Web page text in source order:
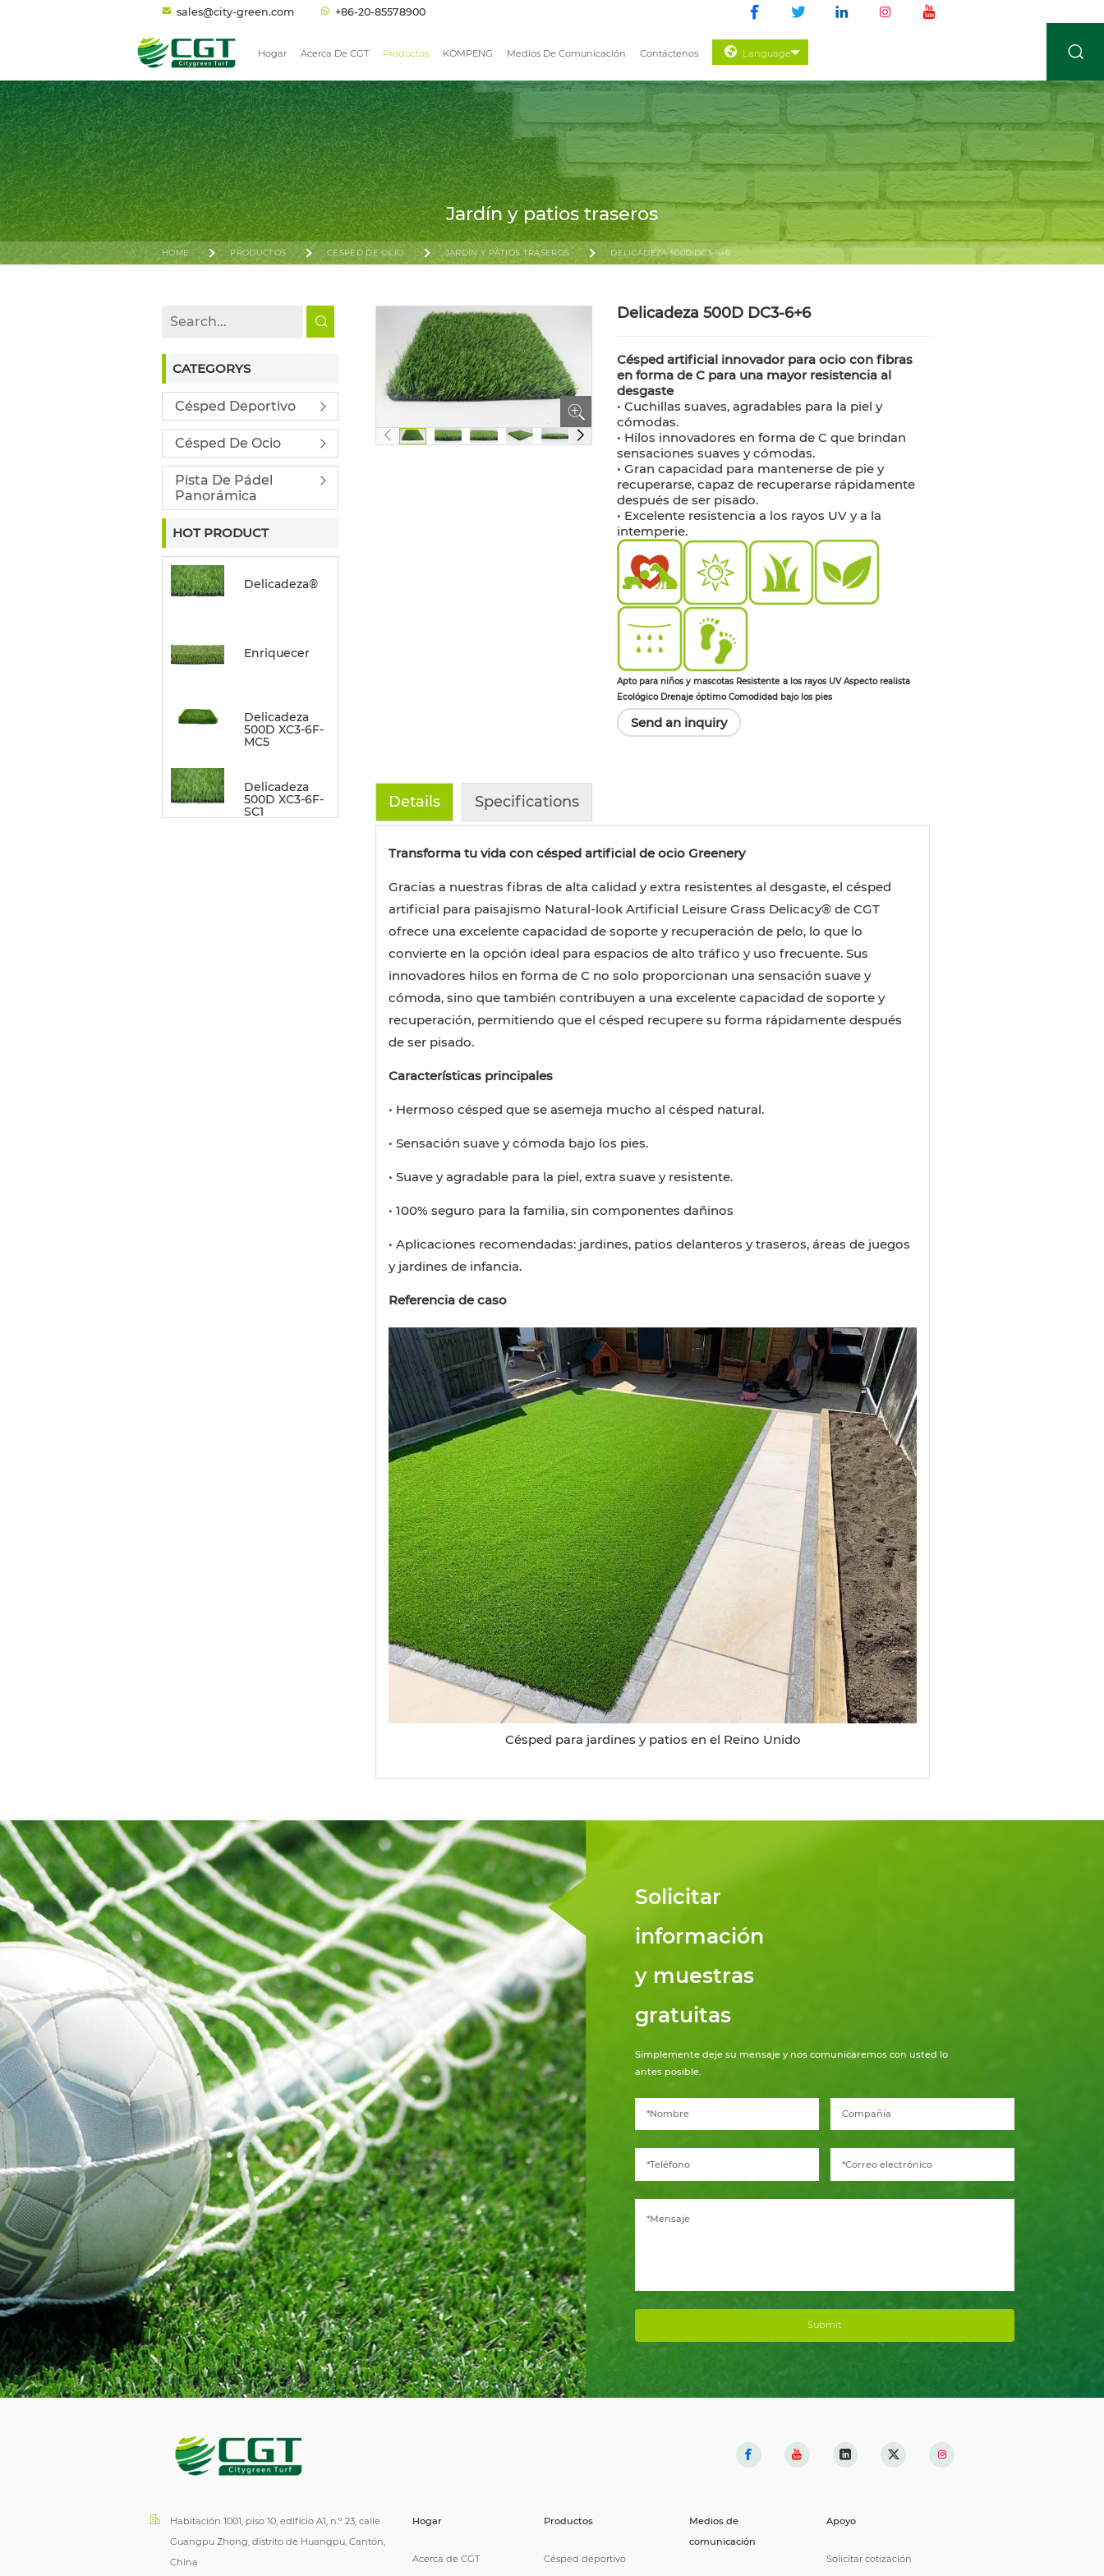
sales@city-green.com +86-20-85578900
Hogar Acerca De CGT Productos KOMPENG Medios De Comunicación Contáctenos Language
Jardín y patios traseros
HOME PRODUCTOS CÉSPED DE OCIO JARDÍN Y PATIOS TRASEROS DELICADEZA 500D DC3-6+6
CATEGORYS
Césped Deportivo
Césped De Ocio
Pista De Pádel
Panorámica
HOT PRODUCT
Delicadeza®
Enriquecer
Delicadeza
500D XC3-6F-
MC5
Delicadeza
500D XC3-6F-
SC1
Delicadeza 500D DC3-6+6
Césped artificial innovador para ocio con fibras
en forma de C para una mayor resistencia al
desgaste
• Cuchillas suaves, agradables para la piel y
cómodas.
• Hilos innovadores en forma de C que brindan
sensaciones suaves y cómodas.
• Gran capacidad para mantenerse de pie y
recuperarse, capaz de recuperarse rápidamente
después de ser pisado.
• Excelente resistencia a los rayos UV y a la
intemperie.
Apto para niños y mascotas Resistente a los rayos UV Aspecto realista
Ecológico Drenaje óptimo Comodidad bajo los pies
Send an inquiry
Details Specifications
Transforma tu vida con césped artificial de ocio Greenery
Gracias a nuestras fibras de alta calidad y extra resistentes al desgaste, el césped
artificial para paisajismo Natural-look Artificial Leisure Grass Delicacy® de CGT
ofrece una excelente capacidad de soporte y recuperación de pelo, lo que lo
convierte en la opción ideal para espacios de alto tráfico y uso frecuente. Sus
innovadores hilos en forma de C no solo proporcionan una sensación suave y
cómoda, sino que también contribuyen a una excelente capacidad de soporte y
recuperación, permitiendo que el césped recupere su forma rápidamente después
de ser pisado.
Características principales
• Hermoso césped que se asemeja mucho al césped natural.
• Sensación suave y cómoda bajo los pies.
• Suave y agradable para la piel, extra suave y resistente.
• 100% seguro para la familia, sin componentes dañinos
• Aplicaciones recomendadas: jardines, patios delanteros y traseros, áreas de juegos
y jardines de infancia.
Referencia de caso
Césped para jardines y patios en el Reino Unido
Solicitar
información
y muestras
gratuitas
Simplemente deje su mensaje y nos comunicaremos con usted lo
antes posible.
Submit
Habitación 1001, piso 10, edificio A1, n.º 23, calle
Guangpu Zhong, distrito de Huangpu, Cantón,
China
Hogar
Acerca de CGT
Productos
Césped deportivo
Medios de
comunicación
Apoyo
Solicitar cotización